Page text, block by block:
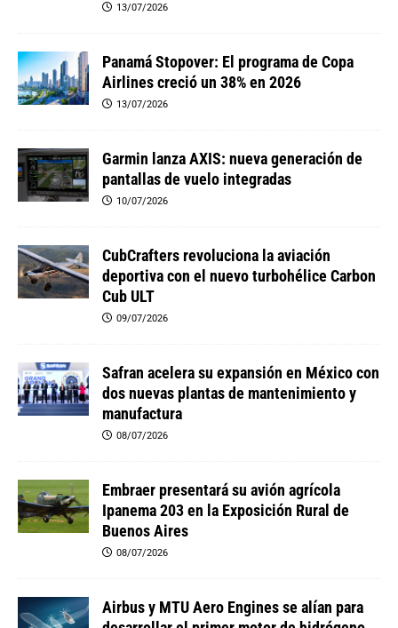
13/07/2026
Panamá Stopover: El programa de Copa
Airlines creció un 38% en 2026
13/07/2026
Garmin lanza AXIS: nueva generación de
pantallas de vuelo integradas
10/07/2026
CubCrafters revoluciona la aviación
deportiva con el nuevo turbohélice Carbon
Cub ULT
09/07/2026
Safran acelera su expansión en México con
dos nuevas plantas de mantenimiento y
manufactura
08/07/2026
Embraer presentará su avión agrícola
Ipanema 203 en la Exposición Rural de
Buenos Aires
08/07/2026
Airbus y MTU Aero Engines se alían para